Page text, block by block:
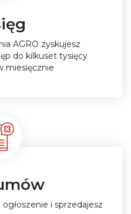
AGRO zyskujesz
do kilkuset tysięcy
miesięcznie
i sprzedajesz